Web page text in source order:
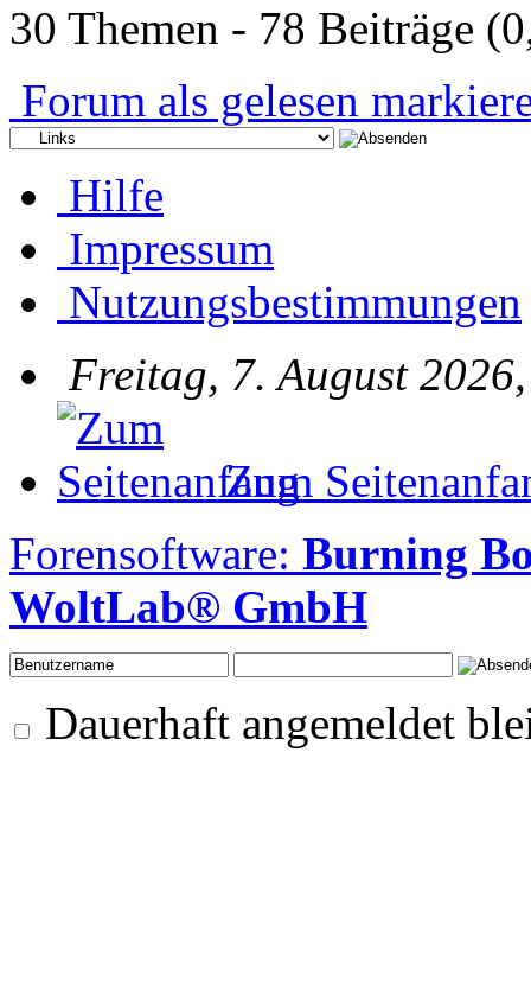
30 Themen - 78 Beiträge
Forum als gelesen
Hilfe
Impressum
Nutzungsbestimmungen
Freitag, 7. August
Zum
Forensoftware: Burning
WoltLab® GmbH
Dauerhaft angemeldet